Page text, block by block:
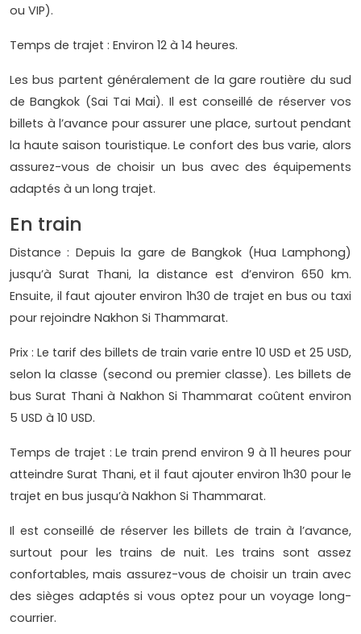
ou VIP).
Temps de trajet : Environ 12 à 14 heures.
Les bus partent généralement de la gare routière du sud
de Bangkok (Sai Tai Mai). Il est conseillé de réserver vos
billets à l’avance pour assurer une place, surtout pendant
la haute saison touristique. Le confort des bus varie, alors
assurez-vous de choisir un bus avec des équipements
adaptés à un long trajet.
En train
Distance : Depuis la gare de Bangkok (Hua Lamphong)
jusqu’à Surat Thani, la distance est d’environ 650 km.
Ensuite, il faut ajouter environ 1h30 de trajet en bus ou taxi
pour rejoindre Nakhon Si Thammarat.
Prix : Le tarif des billets de train varie entre 10 USD et 25 USD,
selon la classe (second ou premier classe). Les billets de
bus Surat Thani à Nakhon Si Thammarat coûtent environ
5 USD à 10 USD.
Temps de trajet : Le train prend environ 9 à 11 heures pour
atteindre Surat Thani, et il faut ajouter environ 1h30 pour le
trajet en bus jusqu’à Nakhon Si Thammarat.
Il est conseillé de réserver les billets de train à l’avance,
surtout pour les trains de nuit. Les trains sont assez
confortables, mais assurez-vous de choisir un train avec
des sièges adaptés si vous optez pour un voyage long-
courrier.